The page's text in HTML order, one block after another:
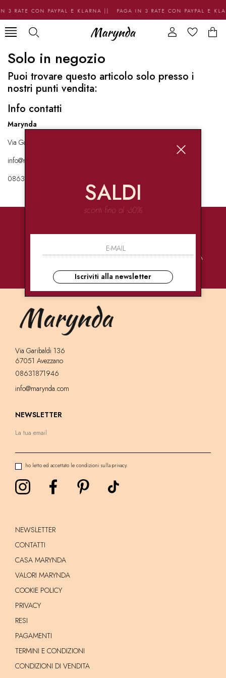
3 RATE CON PAYPAL E KLARNA || PAGA IN 3 RATE CON PAYPAL E
Solo in negozio
Puoi trovare questo articolo solo presso i
nostri punti vendita:
Info contatti
Marynda
Via Garibaldi 136 67051 Avezzano
info@marynda.com
08631871946
PAGAMENTI
CONSEGNE
ULTRA RAPIDE
ASSISTENZA
Via Garibaldi 136
67051 Avezzano
08631871946
info@marynda.com
NEWSLETTER
ho letto ed accettato le condizioni sulla privacy.
NEWSLETTER
CONTATTI
CASA MARYNDA
VALORI MARYNDA
COOKIE POLICY
PRIVACY
RESI
PAGAMENTI
TERMINI E CONDIZIONI
CONDIZIONI DI VENDITA
SALDI
sconti fino al -60%
Iscriviti alla newsletter